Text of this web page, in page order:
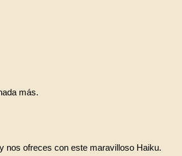
más.
nos ofreces con este maravilloso Haiku.